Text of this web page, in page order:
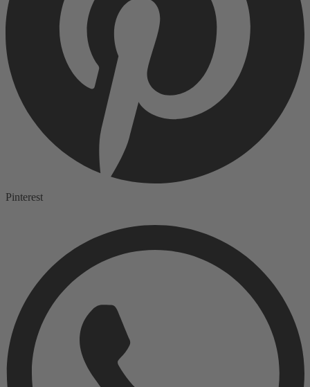
Pinterest